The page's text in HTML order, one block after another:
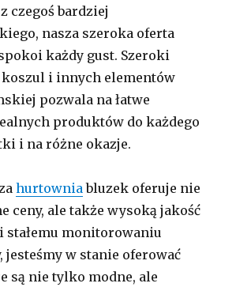
czegoś bardziej
nasza szeroka oferta
każdy gust. Szeroki
i innych elementów
pozwala na łatwe
produktów do każdego
i na różne okazje.
hurtownia bluzek oferuje nie
ceny, ale także wysoką jakość
stałemu monitorowaniu
jesteśmy w stanie oferować
są nie tylko modne, ale